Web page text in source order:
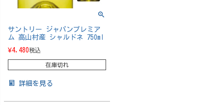
サントリー ジャパンプレミア
ム 高山村産 シャルドネ 750ml
¥4,480税込
在庫切れ
詳細を見る